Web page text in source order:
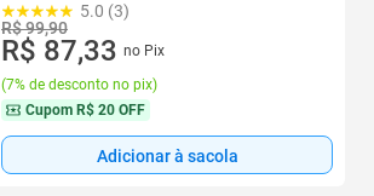
5.0 (3)
R$ 99,90
R$ 87,33 no Pix
(7% de desconto no pix)
Cupom R$ 20 OFF
Adicionar à sacola